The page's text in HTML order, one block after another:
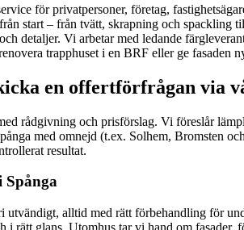
för privatpersoner, företag,
start – från tvätt, skrapning och
detaljer. Vi arbetar med ledande
trapphuset i en BRF eller ge
en offertförfrågan via
rådgivning och prisförslag. Vi föreslår
med omnejd (t.ex. Solhem, Bromsten
resultat.
Spånga
alltid med rätt förbehandling för